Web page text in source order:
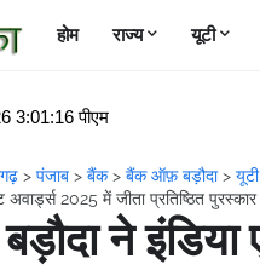
होम राज्य यूटी
3:01:17 पीएम
> पंजाब > बैंक> बैंक ऑफ़ बड़ौदा> यूटी
2025 में जीता प्रतिष्ठित पुरस्कार
ने इंडिया